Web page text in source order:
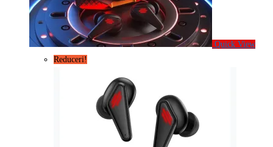
Quick View
Reduceri!